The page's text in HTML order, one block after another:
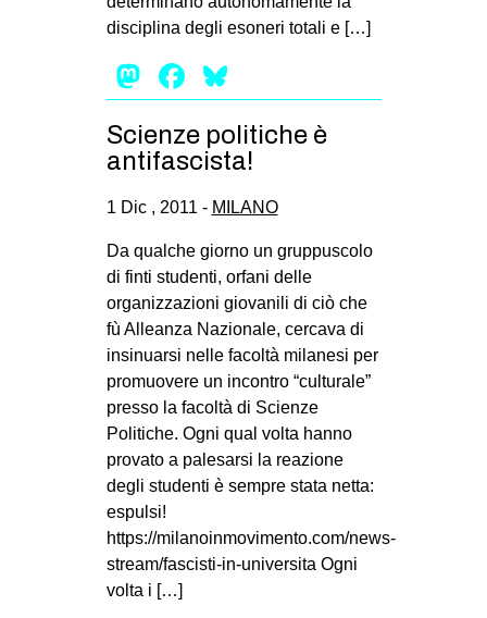
REPRESSIONE
STUDENTI
ARTE
MUSICA
RECENSIONI
INTERNAZIONALE
AFRICA
AMERICHE
ESTREMO ORIENTE
EUROPA
MEDIO ORIENTE
MONDO
disciplina degli esoneri totali e […]
Mastodon
Facebook
Scienze politiche è
antifascista!
1 Dic , 2011 - MILANO
Da qualche giorno un gruppuscolo
di finti studenti, orfani delle
organizzazioni giovanili di ciò che
fù Alleanza Nazionale, cercava di
insinuarsi nelle facoltà milanesi per
promuovere un incontro “culturale”
presso la facoltà di Scienze
Politiche. Ogni qual volta hanno
provato a palesarsi la reazione
degli studenti è sempre stata netta:
espulsi!
https://milanoinmovimento.com/news-
stream/fascisti-in-universita Ogni
volta i […]